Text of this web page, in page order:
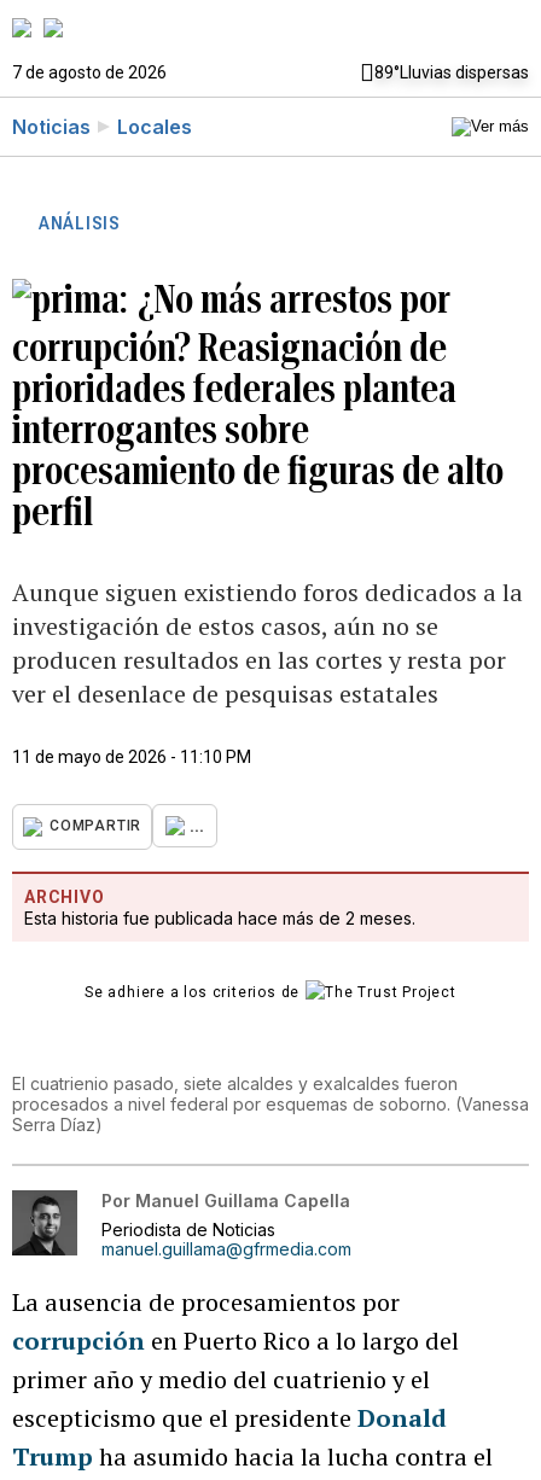
7 de agosto de 2026 89°Lluvias dispersas
Noticias Locales
ANÁLISIS
¿No más arrestos por
corrupción? Reasignación de
prioridades federales plantea
interrogantes sobre
procesamiento de figuras de alto
perfil
Aunque siguen existiendo foros dedicados a la
investigación de estos casos, aún no se
producen resultados en las cortes y resta por
ver el desenlace de pesquisas estatales
11 de mayo de 2026 - 11:10 PM
COMPARTIR ...
ARCHIVO
Esta historia fue publicada hace más de 2 meses.
Se adhiere a los criterios de
El cuatrienio pasado, siete alcaldes y exalcaldes fueron
procesados a nivel federal por esquemas de soborno. (Vanessa
Serra Díaz)
Por Manuel Guillama Capella
Periodista de Noticias
manuel.guillama@gfrmedia.com
La ausencia de procesamientos por
corrupción en Puerto Rico a lo largo del
primer año y medio del cuatrienio y el
escepticismo que el presidente Donald
Trump ha asumido hacia la lucha contra el